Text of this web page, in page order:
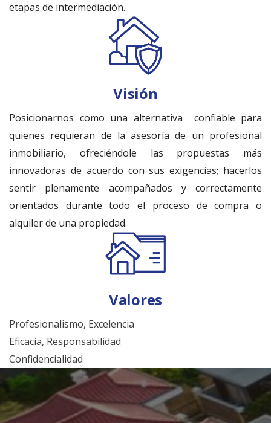
etapas de intermediación.
Visión
Posicionarnos como una alternativa confiable para
quienes requieran de la asesoría de un profesional
inmobiliario, ofreciéndole las propuestas más
innovadoras de acuerdo con sus exigencias; hacerlos
sentir plenamente acompañados y correctamente
orientados durante todo el proceso de compra o
alquiler de una propiedad.
Valores
Profesionalismo, Excelencia
Eficacia, Responsabilidad
Confidencialidad